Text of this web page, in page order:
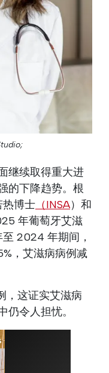
继续取得重大进
的下降趋势。根
博士 （INSA）和
年葡萄牙艾滋
2024 年期间，
，艾滋病病例减
，这证实艾滋病
仍令人担忧。